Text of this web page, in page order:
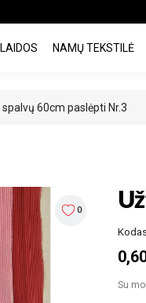
NAMŲ TEKSTILĖ
60cm paslėpti Nr.3
0
Su